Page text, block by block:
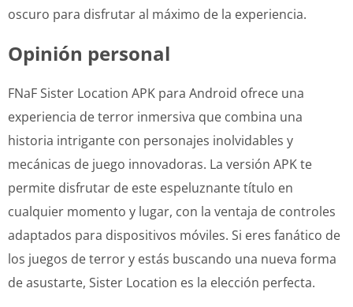
oscuro para disfrutar al máximo de la experiencia.
Opinión personal
FNaF Sister Location APK para Android ofrece una
experiencia de terror inmersiva que combina una
historia intrigante con personajes inolvidables y
mecánicas de juego innovadoras. La versión APK te
permite disfrutar de este espeluznante título en
cualquier momento y lugar, con la ventaja de controles
adaptados para dispositivos móviles. Si eres fanático de
los juegos de terror y estás buscando una nueva forma
de asustarte, Sister Location es la elección perfecta.